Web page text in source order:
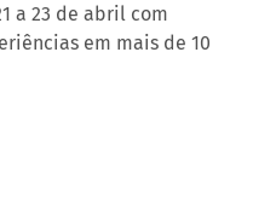
a 23 de abril com
em mais de 10